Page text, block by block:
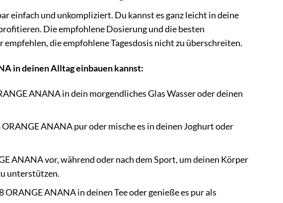
einfach und unkompliziert. Du kannst es ganz leicht in deine
Die empfohlene Dosierung und die besten
die empfohlene Tagesdosis nicht zu überschreiten.
in deinen Alltag einbauen kannst:
ANANA in dein morgendliches Glas Wasser oder deinen
ANANA pur oder mische es in deinen Joghurt oder
ANANA vor, während oder nach dem Sport, um deinen Körper
unterstützen.
ORANGE ANANA in deinen Tee oder genieße es pur als